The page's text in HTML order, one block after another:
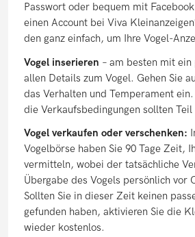
Passwort oder bequem mit
einen Account bei Viva
den ganz einfach, um Ihre Vogel-
Vogel inserieren – am besten mit ein
allen Details zum Vogel. Gehen Sie
das Verhalten und Temperament
die Verkaufsbedingungen sollten Teil
Vogel verkaufen oder verschenken:
Vogelbörse haben Sie 90 Tage Zeit,
vermitteln, wobei der tatsächliche
Übergabe des Vogels persönlich vor
Sollten Sie in dieser Zeit keinen
gefunden haben, aktivieren Sie die
wieder kostenlos.